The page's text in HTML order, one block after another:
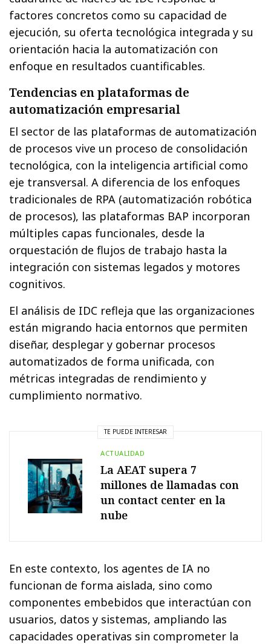
factores concretos como su capacidad de
ejecución, su oferta tecnológica integrada y su
orientación hacia la automatización con
enfoque en resultados cuantificables.
Tendencias en plataformas de
automatización empresarial
El sector de las plataformas de automatización
de procesos vive un proceso de consolidación
tecnológica, con la inteligencia artificial como
eje transversal. A diferencia de los enfoques
tradicionales de RPA (automatización robótica
de procesos), las plataformas BAP incorporan
múltiples capas funcionales, desde la
orquestación de flujos de trabajo hasta la
integración con sistemas legados y motores
cognitivos.
El análisis de IDC refleja que las organizaciones
están migrando hacia entornos que permiten
diseñar, desplegar y gobernar procesos
automatizados de forma unificada, con
métricas integradas de rendimiento y
cumplimiento normativo.
TE PUEDE INTERESAR
ACTUALIDAD
La AEAT supera 7
millones de llamadas con
un contact center en la
nube
En este contexto, los agentes de IA no
funcionan de forma aislada, sino como
componentes embebidos que interactúan con
usuarios, datos y sistemas, ampliando las
capacidades operativas sin comprometer la